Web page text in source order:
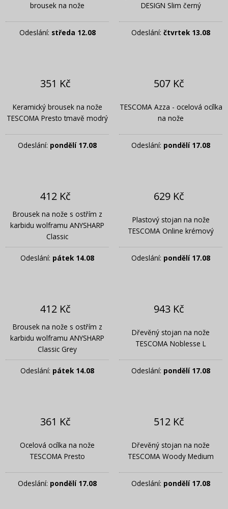
brousek na nože
Odeslání: středa 12.08
DESIGN Slim černý
Odeslání: čtvrtek 13.08
351 Kč
Keramický brousek na nože
TESCOMA Presto tmavě modrý
Odeslání: pondělí 17.08
507 Kč
TESCOMA Azza - ocelová ocílka
na nože
Odeslání: pondělí 17.08
412 Kč
Brousek na nože s ostřím z
karbidu wolframu ANYSHARP
Classic
Odeslání: pátek 14.08
629 Kč
Plastový stojan na nože
TESCOMA Online krémový
Odeslání: pondělí 17.08
412 Kč
Brousek na nože s ostřím z
karbidu wolframu ANYSHARP
Classic Grey
Odeslání: pátek 14.08
943 Kč
Dřevěný stojan na nože
TESCOMA Noblesse L
Odeslání: pondělí 17.08
361 Kč
Ocelová ocílka na nože
TESCOMA Presto
Odeslání: pondělí 17.08
512 Kč
Dřevěný stojan na nože
TESCOMA Woody Medium
Odeslání: pondělí 17.08